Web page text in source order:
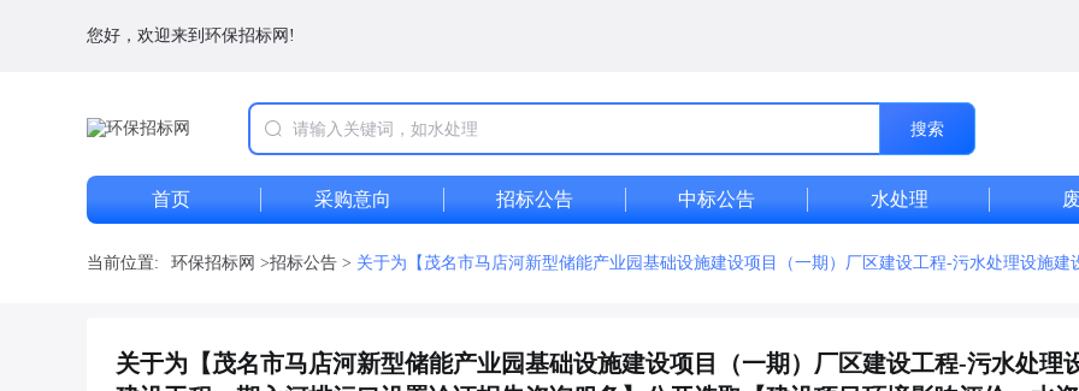
您好，欢迎来到环保招标网!
搜索
首页 采购意向 招标公告 中标公告 水处理
当前位置: 环保招标网 >招标公告 > 关于为【茂名市马店河新型储能产业园基础设施建设项目（一期）厂区建设工程-污水处理设施
关于为【茂名市马店河新型储能产业园基础设施建设项目（一期）厂区建设工程-污水处理